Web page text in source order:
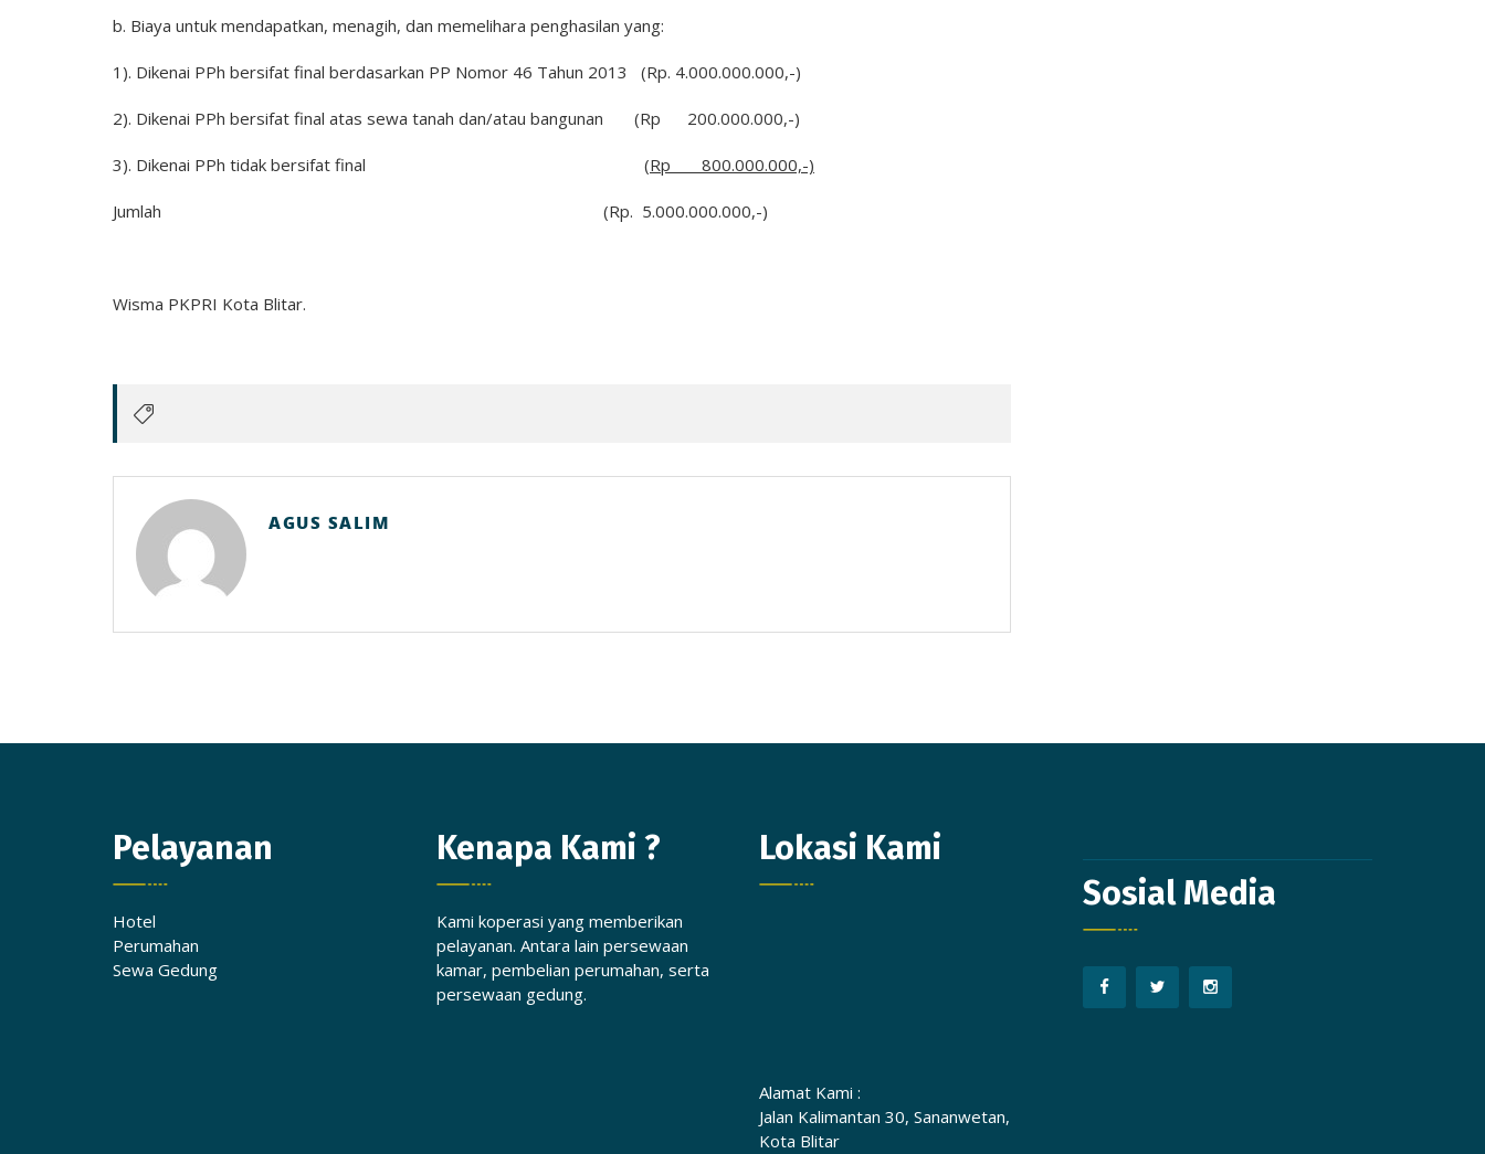
b. Biaya untuk mendapatkan, menagih, dan memelihara penghasilan yang:
1). Dikenai PPh bersifat final berdasarkan PP Nomor 46 Tahun 2013 (Rp. 4.000.000.000,-)
2). Dikenai PPh bersifat final atas sewa tanah dan/atau bangunan (Rp 200.000.000,-)
3). Dikenai PPh tidak bersifat final (Rp 800.000.000,-)
Jumlah (Rp. 5.000.000.000,-)
Wisma PKPRI Kota Blitar.
AGUS SALIM
Pelayanan
Hotel
Perumahan
Sewa Gedung
Kenapa Kami ?
Kami koperasi yang memberikan
pelayanan. Antara lain persewaan
kamar, pembelian perumahan, serta
persewaan gedung.
Lokasi Kami
Alamat Kami :
Jalan Kalimantan 30, Sananwetan,
Kota Blitar
Sosial Media